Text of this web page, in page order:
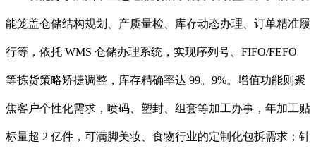
能笼盖仓储结构规划、产质量检、库存动态办理、订单精准履
行等，依托 WMS 仓储办理系统，实现序列号、FIFO/FEFO
等拣货策略矫捷调整，库存精确率达 99。9%。增值功能则聚
焦客户个性化需求，喷码、塑封、组套等加工办事，年加工贴
标量超 2 亿件，可满脚美妆、食物行业的定制化包拆需求；针